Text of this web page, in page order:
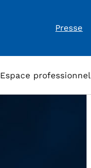
Presse
Espace professionnel